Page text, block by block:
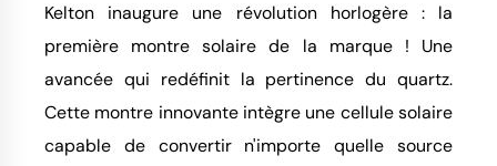
Kelton inaugure une révolution horlogère : la
première montre solaire de la marque ! Une
avancée qui redéfinit la pertinence du quartz.
Cette montre innovante intègre une cellule solaire
capable de convertir n'importe quelle source